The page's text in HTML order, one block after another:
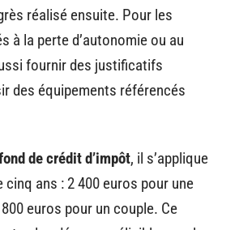
réalisé ensuite. Pour les
à la perte d’autonomie ou au
fournir des justificatifs
des équipements référencés
de crédit d’impôt, il s’applique
cinq ans : 2 400 euros pour une
euros pour un couple. Ce